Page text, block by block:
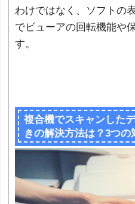
わけではなく、ソフトの
でビューアの回転機能や
す。
複合機でスキャンした
きの解決方法は？3つの